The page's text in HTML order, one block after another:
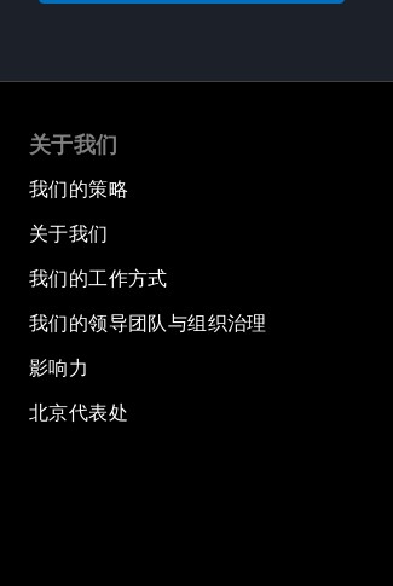
关于我们
我们的策略
关于我们
我们的工作方式
我们的领导团队与组织治理
影响力
北京代表处